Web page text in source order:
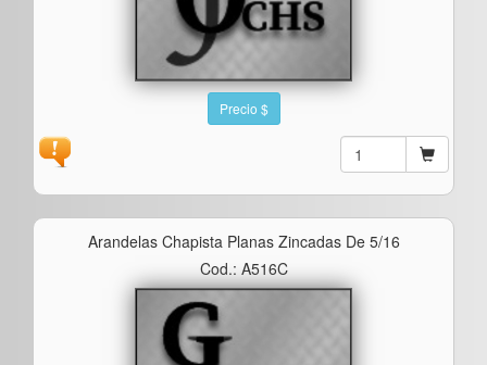
Precio $
Arandelas Chapista Planas Zincadas De 5/16
Cod.: A516C